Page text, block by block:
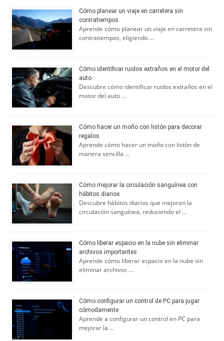
Cómo planear un viaje en carretera sin
contratiempos
Aprende cómo planear un viaje en carretera sin
contratiempos, eligiendo …
Cómo identificar ruidos extraños en el motor del
auto
Descubre cómo identificar ruidos extraños en el
motor del auto …
Cómo hacer un moño con listón para decorar
regalos
Aprende cómo hacer un moño con listón de
manera sencilla …
Cómo mejorar la circulación sanguínea con
hábitos diarios
Descubre hábitos diarios que mejoran la
circulación sanguínea, reduciendo el …
Cómo liberar espacio en la nube sin eliminar
archivos importantes
Aprende cómo liberar espacio en la nube sin
eliminar archivos …
Cómo configurar un control de PC para jugar
cómodamente
Aprende a configurar un control en PC para
mejorar la …